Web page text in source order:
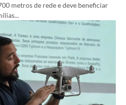
metros de rede e deve beneficiar